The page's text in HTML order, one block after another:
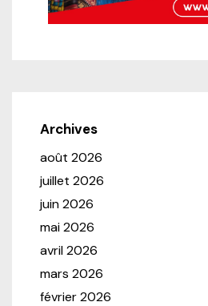
Archives
août 2026
juillet 2026
juin 2026
mai 2026
avril 2026
mars 2026
février 2026